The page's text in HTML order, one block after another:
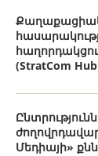
(StratCom
Մեդիայի»